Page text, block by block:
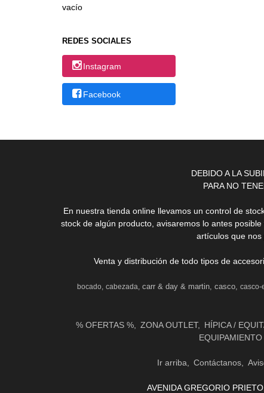
vacío
REDES SOCIALES
Instagram
Facebook
DEBIDO A LA
PARA NO
En nuestra tienda online llevamos un control de
stock de algún producto, avisaremos lo antes
artículos que nos
Venta y distribución de todo tipos de
bocado cabezada carr & day & martin casco casco-
% OFERTAS % ZONA OUTLET HÍPICA /
EQUIPAMIENTO
Ir arriba Contáctanos
AVENIDA GREGORIO